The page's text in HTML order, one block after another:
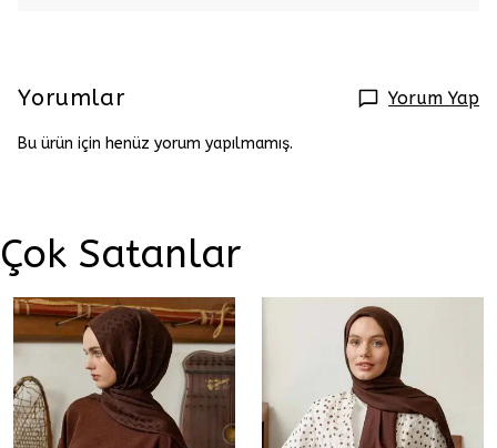
Yorumlar Yorum Yap
Bu ürün için henüz yorum yapılmamış.
Çok Satanlar